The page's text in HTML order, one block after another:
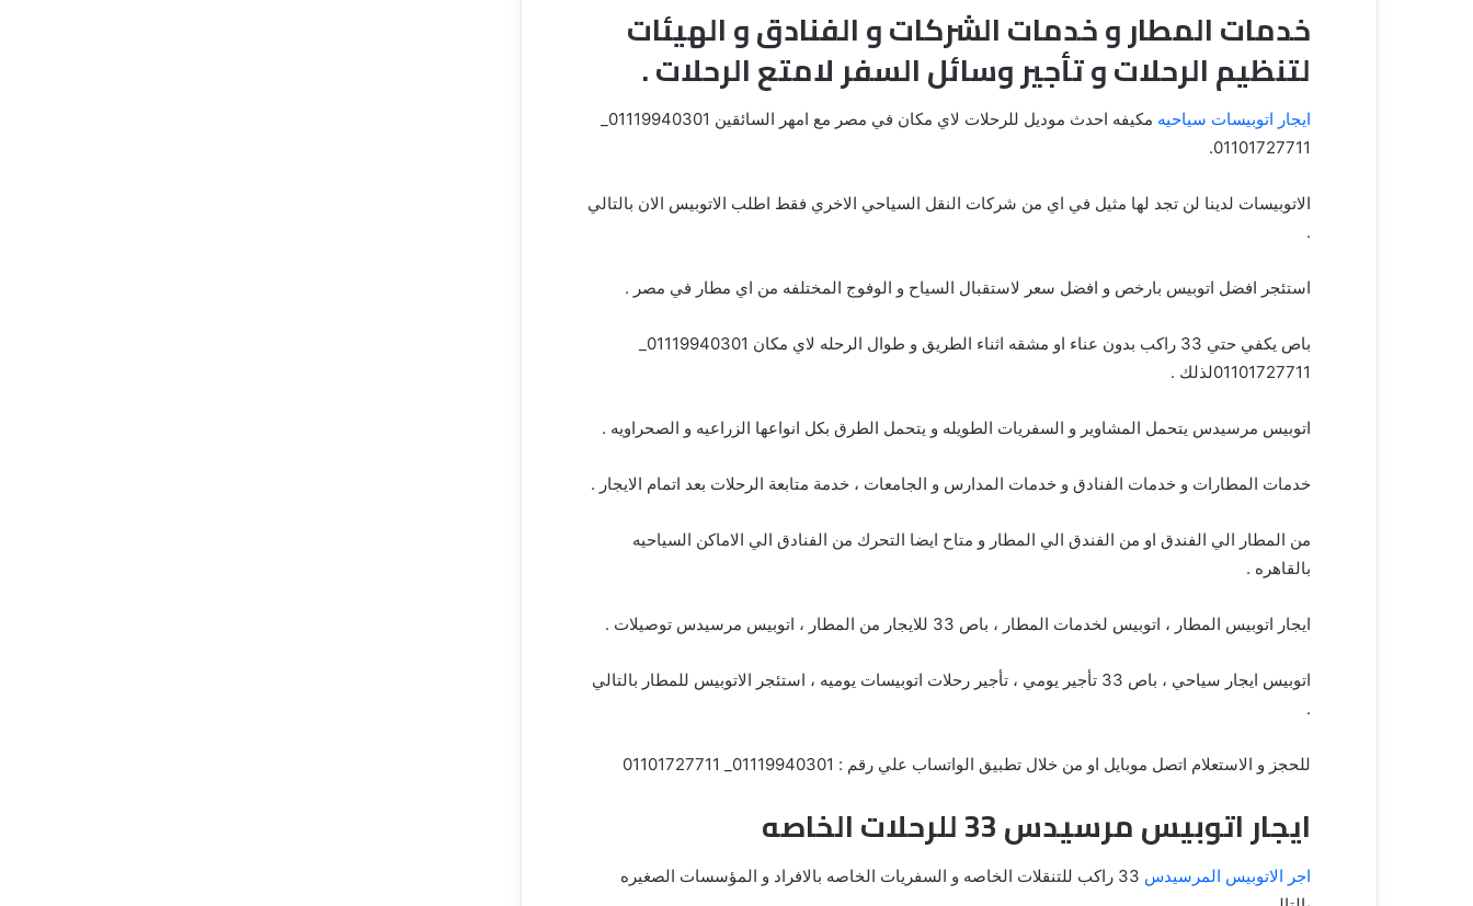
خدمات المطار و خدمات الشركات و الفنادق و الهيئات
لتنظيم الرحلات و تأجير وسائل السفر لامتع الرحلات .
ايجار اتوبيسات سياحيه مكيفه احدث موديل للرحلات لاي مكان في مصر مع امهر السائقين
01101727711
.
الاتوبيسات لدينا لن تجد لها مثيل في اي من شركات النقل السياحي الاخري فقط اطلب الاتوبيس الان بالتالي
.
استئجر افضل اتوبيس بارخص و افضل سعر لاستقبال السياح و الوفوج المختلفه من اي مطار في مصر .
باص يكفي حتي 33 راكب بدون عناء او مشقه اثناء الطريق و طوال الرحله لاي مكان
01101727711لذلك .
اتوبيس مرسيدس يتحمل المشاوير و السفريات الطويله و يتحمل الطرق بكل انواعها الزراعيه و الصحراويه .
خدمات المطارات و خدمات الفنادق و خدمات المدارس و الجامعات ، خدمة متابعة الرحلات بعد اتمام الايجار .
من المطار الي الفندق او من الفندق الي المطار و متاح ايضا التحرك من الفنادق الي الاماكن السياحيه
بالقاهره .
ايجار اتوبيس المطار ، اتوبيس لخدمات المطار ، باص 33 للايجار من المطار ، اتوبيس مرسيدس توصيلات .
اتوبيس ايجار سياحي ، باص 33 تأجير يومي ، تأجير رحلات اتوبيسات يوميه ، استئجر الاتوبيس للمطار بالتالي
.
للحجز و الاستعلام اتصل موبايل او من خلال تطبيق الواتساب علي رقم : 01119940301_ 01101727711
ايجار اتوبيس مرسيدس 33 للرحلات الخاصه
اجر الاتوبيس المرسيدس
33 راكب للتنقلات الخاصه و السفريات الخاصه بالافراد و المؤسسات الصغيره